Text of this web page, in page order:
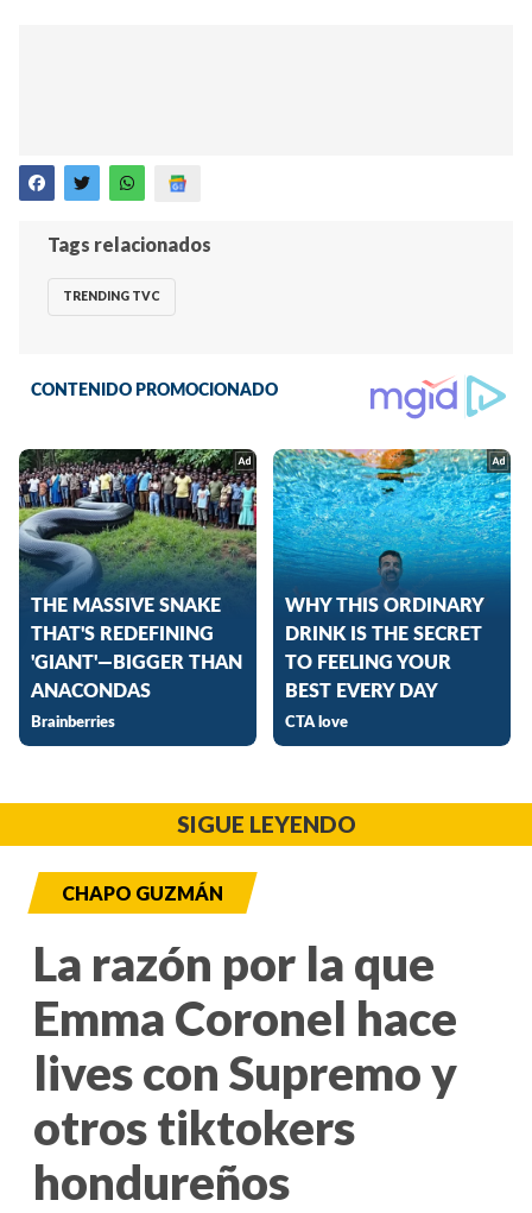
Tags relacionados
TRENDING TVC
SIGUE LEYENDO
CHAPO GUZMÁN
La razón por la que
Emma Coronel hace
lives con Supremo y
otros tiktokers
hondureños